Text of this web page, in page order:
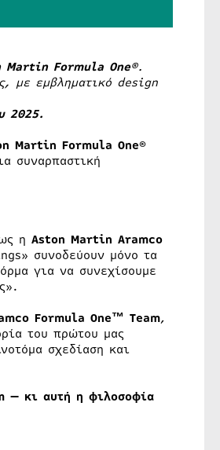
Martin Formula One®.
με εμβληματικό design
2025.
Martin Formula One®
συναρπαστική
η Aston Martin Aramco
συνοδεύουν μόνο τα
για να συνεχίσουμε
Formula One™ Team,
του πρώτου μας
σχεδίαση και
— κι αυτή η φιλοσοφία